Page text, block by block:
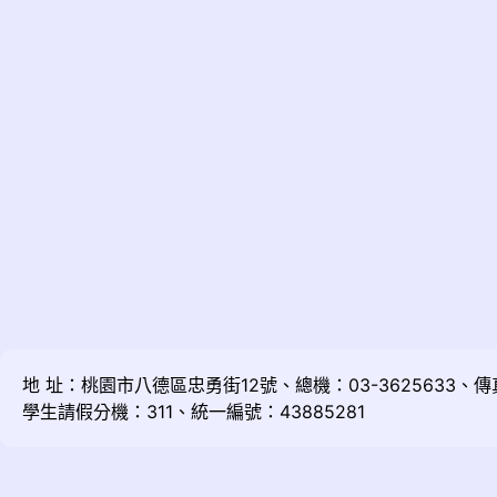
地 址：桃園市八德區忠勇街12號、總機：03-3625633、
學生請假分機：311、統一編號：43885281